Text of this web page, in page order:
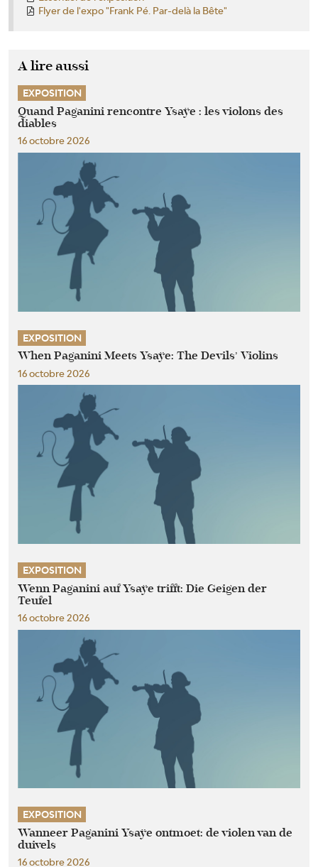
Flyer de l'expo "Frank Pé. Par-delà la Bête"
A lire aussi
EXPOSITION
Quand Paganini rencontre Ysaÿe : les violons des
diables
16 octobre 2026
EXPOSITION
When Paganini Meets Ysaÿe: The Devils’ Violins
16 octobre 2026
EXPOSITION
Wenn Paganini auf Ysaÿe trifft: Die Geigen der
Teufel
16 octobre 2026
EXPOSITION
Wanneer Paganini Ysaÿe ontmoet: de violen van de
duivels
16 octobre 2026